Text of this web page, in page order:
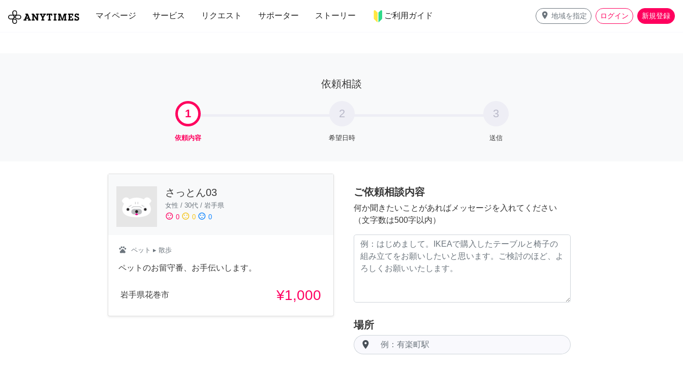
マイページ サービス リクエスト サポーター ストーリー ご利用ガイド place 地域を指定 ログイン 新規登録
全て 修理・組立 家事 引っ越し インテリア 趣味・習い事 ペット 料理
依頼相談
1
依頼内容
2
希望日時
3
送信
さっとん03
女性 / 30代 / 岩手県
sentiment_satisfied 0 sentiment_neutral 0 sentiment_dissatisfied 0
pets ペット ▸ 散歩
ペットのお留守番、お手伝いします。
岩手県花巻市 ¥1,000
ご依頼相談内容
何か聞きたいことがあればメッセージを入れてください
（文字数は500字以内）
場所
room